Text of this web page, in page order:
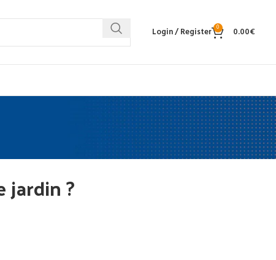
Login / Register 0 0.00€
jardin ?